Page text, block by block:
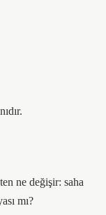
ne değişir: saha
mı?